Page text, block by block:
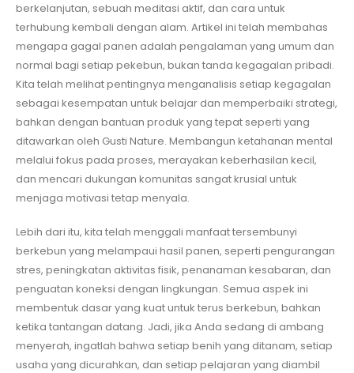
berkelanjutan, sebuah meditasi aktif, dan cara untuk
terhubung kembali dengan alam. Artikel ini telah membahas
mengapa gagal panen adalah pengalaman yang umum dan
normal bagi setiap pekebun, bukan tanda kegagalan pribadi.
Kita telah melihat pentingnya menganalisis setiap kegagalan
sebagai kesempatan untuk belajar dan memperbaiki strategi,
bahkan dengan bantuan produk yang tepat seperti yang
ditawarkan oleh Gusti Nature. Membangun ketahanan mental
melalui fokus pada proses, merayakan keberhasilan kecil,
dan mencari dukungan komunitas sangat krusial untuk
menjaga motivasi tetap menyala.
Lebih dari itu, kita telah menggali manfaat tersembunyi
berkebun yang melampaui hasil panen, seperti pengurangan
stres, peningkatan aktivitas fisik, penanaman kesabaran, dan
penguatan koneksi dengan lingkungan. Semua aspek ini
membentuk dasar yang kuat untuk terus berkebun, bahkan
ketika tantangan datang. Jadi, jika Anda sedang di ambang
menyerah, ingatlah bahwa setiap benih yang ditanam, setiap
usaha yang dicurahkan, dan setiap pelajaran yang diambil